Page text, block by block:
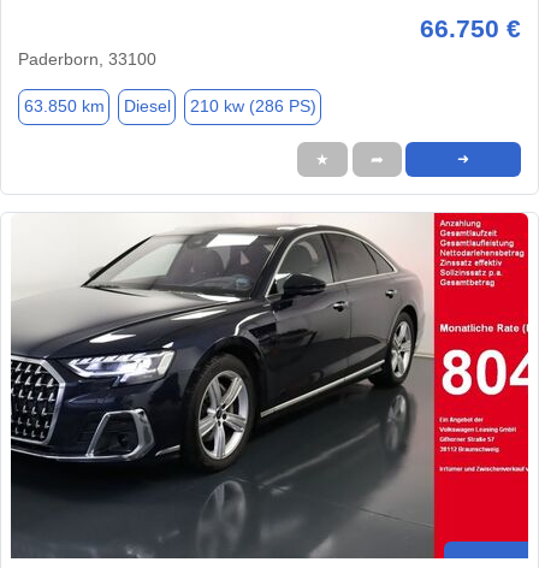
66.750 €
Paderborn, 33100
63.850 km Diesel 210 kw (286 PS)
★ ➦ ➜